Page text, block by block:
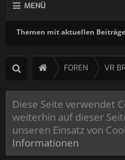
MENÜ
Themen mit aktuellen
FOREN VR
Diese Seite verwendet
weiterhin auf dieser
unseren Einsatz von
Informationen